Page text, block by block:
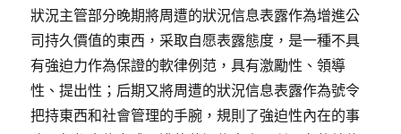
狀況主管部分晚期將周遭的狀況信息表露作為增進公
司持久價值的東西，采取自愿表露態度，是一種不具
有強迫力作為保證的軟律例范，具有激勵性、領導
性、提出性；后期又將周遭的狀況信息表露作為號令
把持東西和社會管理的手腕，規則了強迫性內在的事